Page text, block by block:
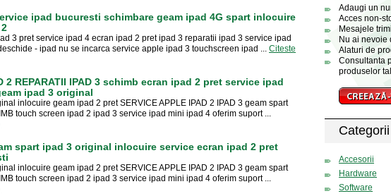
ipad bucuresti schimbare geam ipad 4G spart inlocuire
3 pret service ipad 4 ecran ipad 2 pret ipad 3 reparatii ipad 3 service ipad
- ipad nu se incarca service apple ipad 3 touchscreen ipad ... Citeste
2 REPARATII IPAD 3 schimb ecran ipad 2 pret service ipad
ipad 3 original
inlocuire geam ipad 2 pret SERVICE APPLE IPAD 2 IPAD 3 geam spart
touch screen ipad 2 ipad 3 service ipad mini ipad 4 oferim suport ...
spart ipad 3 original inlocuire service ecran ipad 2 pret
inlocuire geam ipad 2 pret SERVICE APPLE IPAD 2 IPAD 3 geam spart
touch screen ipad 2 ipad 3 service ipad mini ipad 4 oferim suport ...
Adaugi un
Acces non-
Mesajele
Nu ai nevoie
Alaturi de
Consultanta
produselor
Categorii
Accesorii
Hardware
Software